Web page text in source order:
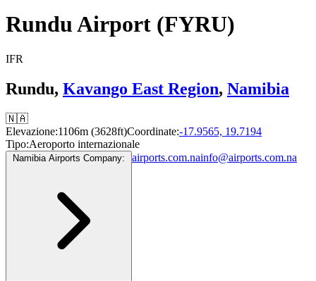
Rundu Airport (FYRU)
IFR
Rundu, Kavango East Region, Namibia
🇳🇦
Elevazione:1106m (3628ft)Coordinate:-17.9565, 19.7194
Tipo:Aeroporto internazionale
Namibia Airports Company: airports.com.nainfo@airports.com.na